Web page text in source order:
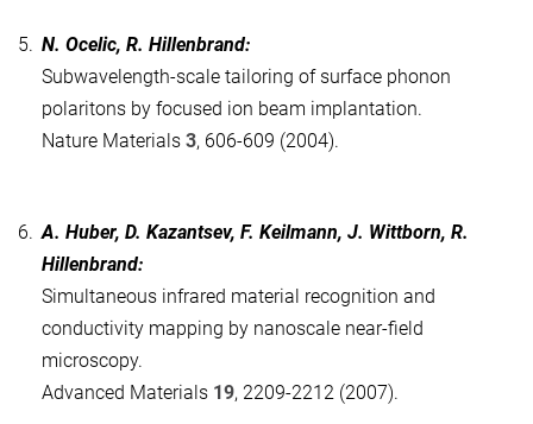
5. N. Ocelic, R. Hillenbrand:
Subwavelength-scale tailoring of surface phonon
polaritons by focused ion beam implantation.
Nature Materials 3, 606-609 (2004).
6. A. Huber, D. Kazantsev, F. Keilmann, J. Wittborn, R.
Hillenbrand:
Simultaneous infrared material recognition and
conductivity mapping by nanoscale near-field
microscopy.
Advanced Materials 19, 2209-2212 (2007).